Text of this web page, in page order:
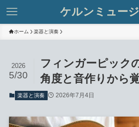
ケルンミュー
ホーム 楽器と演奏
フィンガーピック
角度と音作りから
2026
5/30
楽器と演奏 2026年7月4日